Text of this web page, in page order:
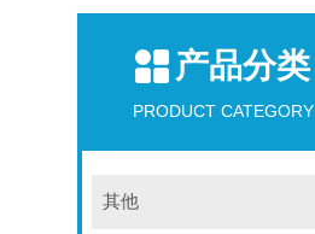
产品分类
PRODUCT CATEGORY
其他